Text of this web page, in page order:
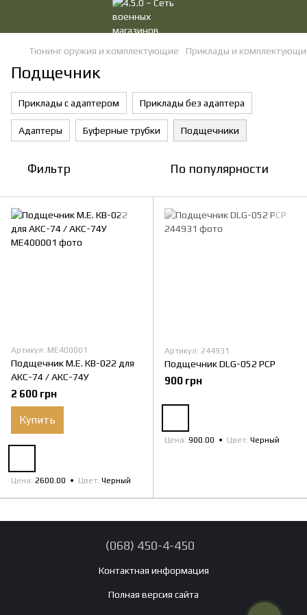
Тюнинг оружия и комплектующие Приклады и
Подщечник
Приклады с адаптером Приклады без адаптера
Адаптеры Буферные трубки Подщечники
Фильтр По популярности
Артикул: ME400001
Подщечник M.E. КВ-022 для
АКС-74 / АКС-74У
2 600 грн
Купить
Цена 2600.00 Цвет Черный
Артикул: 244931
Подщечник DLG-052 PCP
900 грн
Цена 900.00 Цвет Черный
(068) 450-4-450
Контактная информация
Полная версия сайта